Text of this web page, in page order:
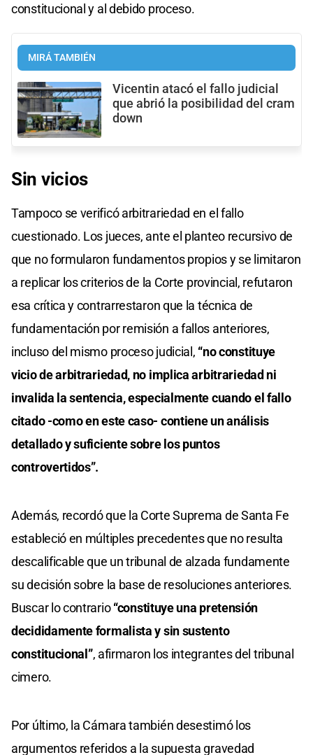
constitucional y al debido proceso.
MIRÁ TAMBIÉN
Vicentin atacó el fallo judicial
que abrió la posibilidad del cram
down
Sin vicios
Tampoco se verificó arbitrariedad en el fallo
cuestionado. Los jueces, ante el planteo recursivo de
que no formularon fundamentos propios y se limitaron
a replicar los criterios de la Corte provincial, refutaron
esa crítica y contrarrestaron que la técnica de
fundamentación por remisión a fallos anteriores,
incluso del mismo proceso judicial, “no constituye
vicio de arbitrariedad, no implica arbitrariedad ni
invalida la sentencia, especialmente cuando el fallo
citado -como en este caso- contiene un análisis
detallado y suficiente sobre los puntos
controvertidos”.
Además, recordó que la Corte Suprema de Santa Fe
estableció en múltiples precedentes que no resulta
descalificable que un tribunal de alzada fundamente
su decisión sobre la base de resoluciones anteriores.
Buscar lo contrario“constituye una pretensión
decididamente formalista y sin sustento
constitucional”, afirmaron los integrantes del tribunal
cimero.
Por último, la Cámara también desestimó los
argumentos referidos a la supuesta gravedad